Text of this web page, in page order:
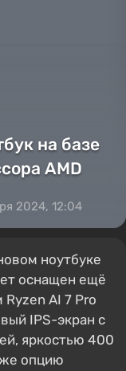
на базе
AMD
2024, 12:04
ноутбуке
оснащен ещё
AI 7 Pro
IPS-экран с
яркостью 400
опцию